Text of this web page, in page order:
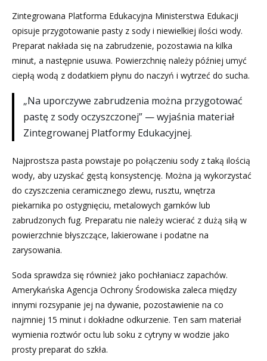
Zintegrowana Platforma Edukacyjna Ministerstwa Edukacji
opisuje przygotowanie pasty z sody i niewielkiej ilości wody.
Preparat nakłada się na zabrudzenie, pozostawia na kilka
minut, a następnie usuwa. Powierzchnię należy później umyć
ciepłą wodą z dodatkiem płynu do naczyń i wytrzeć do sucha.
„Na uporczywe zabrudzenia można przygotować
pastę z sody oczyszczonej” — wyjaśnia materiał
Zintegrowanej Platformy Edukacyjnej.
Najprostsza pasta powstaje po połączeniu sody z taką ilością
wody, aby uzyskać gęstą konsystencję. Można ją wykorzystać
do czyszczenia ceramicznego zlewu, rusztu, wnętrza
piekarnika po ostygnięciu, metalowych garnków lub
zabrudzonych fug. Preparatu nie należy wcierać z dużą siłą w
powierzchnie błyszczące, lakierowane i podatne na
zarysowania.
Soda sprawdza się również jako pochłaniacz zapachów.
Amerykańska Agencja Ochrony Środowiska zaleca między
innymi rozsypanie jej na dywanie, pozostawienie na co
najmniej 15 minut i dokładne odkurzenie. Ten sam materiał
wymienia roztwór octu lub soku z cytryny w wodzie jako
prosty preparat do szkła.